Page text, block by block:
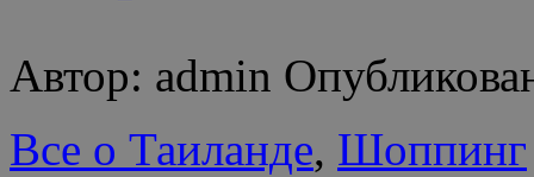
Автор: admin
Все о Таиланде, Шоппинг